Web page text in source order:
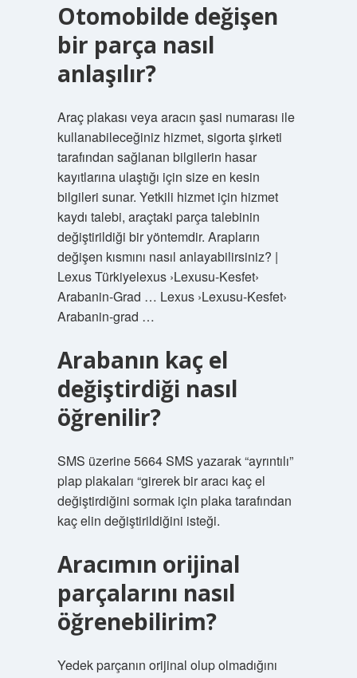
Otomobilde değişen
bir parça nasıl
anlaşılır?
Araç plakası veya aracın şasi numarası ile
kullanabileceğiniz hizmet, sigorta şirketi
tarafından sağlanan bilgilerin hasar
kayıtlarına ulaştığı için size en kesin
bilgileri sunar. Yetkili hizmet için hizmet
kaydı talebi, araçtaki parça talebinin
değiştirildiği bir yöntemdir. Arapların
değişen kısmını nasıl anlayabilirsiniz? |
Lexus Türkiyelexus ›Lexusu-Kesfet›
Arabanin-Grad … Lexus ›Lexusu-Kesfet›
Arabanin-grad …
Arabanın kaç el
değiştirdiği nasıl
öğrenilir?
SMS üzerine 5664 SMS yazarak “ayrıntılı”
plap plakaları “girerek bir aracı kaç el
değiştirdiğini sormak için plaka tarafından
kaç elin değiştirildiğini isteği.
Aracımın orijinal
parçalarını nasıl
öğrenebilirim?
Yedek parçanın orijinal olup olmadığını